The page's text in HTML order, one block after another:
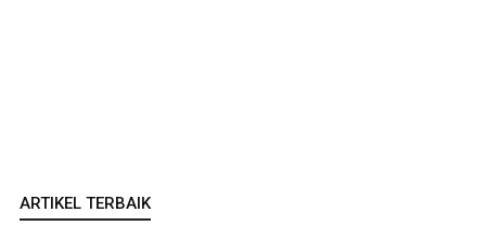
ARTIKEL TERBAIK